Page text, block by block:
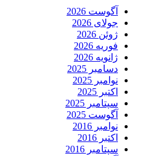
آگوست 2026
جولای 2026
ژوئن 2026
فوریه 2026
ژانویه 2026
دسامبر 2025
نوامبر 2025
اکتبر 2025
سپتامبر 2025
آگوست 2025
نوامبر 2016
اکتبر 2016
سپتامبر 2016